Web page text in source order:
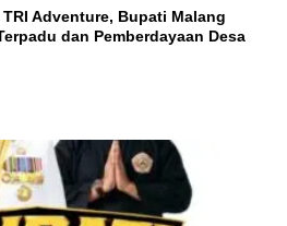
Adventure, Bupati Malang
dan Pemberdayaan Desa